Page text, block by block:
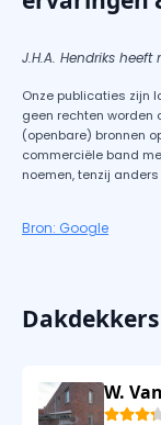
J.H.A. Hendriks
Onze publicaties zijn
geen rechten worden
(openbare) bronnen
commerciële band
noemen, tenzij
Bron: Google
W.